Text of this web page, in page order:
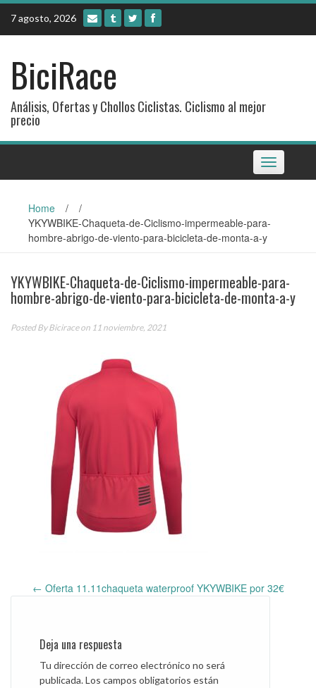
Skip
content
7 agosto, 2026
BiciRace
Análisis, Ofertas y Chollos Ciclistas. Ciclismo al mejor
precio
Toggle
navigation
Home /
/
YKYWBIKE-Chaqueta-de-Ciclismo-impermeable-para-
hombre-abrigo-de-viento-para-bicicleta-de-monta-a-y
YKYWBIKE-Chaqueta-de-Ciclismo-impermeable-para-
hombre-abrigo-de-viento-para-bicicleta-de-monta-a-y
Posted ByBiciraceon 11 noviembre, 2021
Post
← Oferta 11.11chaqueta waterproof YKYWBIKE por 32€
Deja una respuesta
Tu dirección de correo electrónico no será
publicada.Los campos obligatorios están